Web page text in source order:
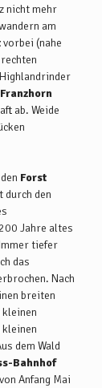
nicht mehr
am
vorbei (nahe
ab. Weide
Forst
durch den
Jahre altes
tiefer
das
Nach
breiten
dem Wald
Bahnhof
Anfang Mai